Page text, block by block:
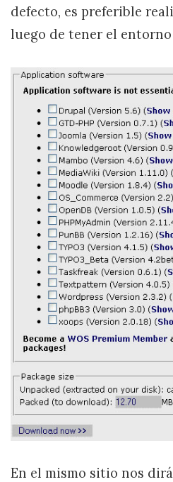
defecto, es preferible
luego de tener el
En el mismo sitio nos